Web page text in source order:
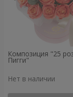
Композиция "25
Пигги"
Нет в наличии